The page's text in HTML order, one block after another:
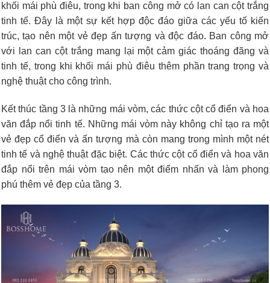
khối mái phù điêu, trong khi ban công mở có lan can cột trắng
tinh tế. Đây là một sự kết hợp độc đáo giữa các yếu tố kiến
trúc, tạo nên một vẻ đẹp ấn tượng và độc đáo. Ban công mở
với lan can cột trắng mang lại một cảm giác thoáng đãng và
tinh tế, trong khi khối mái phù điêu thêm phần trang trọng và
nghệ thuật cho công trình.
Kết thúc tầng 3 là những mái vòm, các thức cột cổ điển và hoa
văn đắp nổi tinh tế. Những mái vòm này không chỉ tạo ra một
vẻ đẹp cổ điển và ấn tượng mà còn mang trong mình một nét
tinh tế và nghệ thuật đặc biệt. Các thức cột cổ điển và hoa văn
đắp nổi trên mái vòm tạo nên một điểm nhấn và làm phong
phú thêm vẻ đẹp của tầng 3.